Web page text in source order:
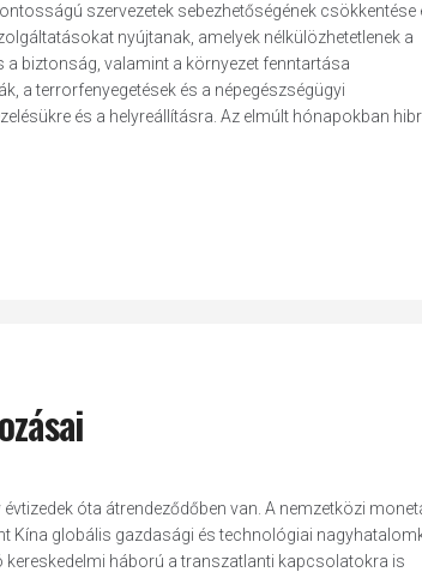
szervezetek sebezhetőségének csökkentése
nyújtanak, amelyek nélkülözhetetlenek a
biztonság, valamint a környezet fenntartása
a terrorfenyegetések és a népegészségügyi
és a helyreállításra. Az elmúlt hónapokban
óta átrendeződőben van. A nemzetközi
Kína globális gazdasági és technológiai
háború a transzatlanti kapcsolatokra is